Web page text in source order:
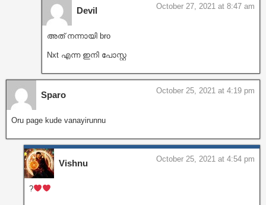
Devil October 27, 2021 at 8:47 am
അത് നന്നായി bro
Nxt എന്ന ഇനി പോസ്റ്റ
Sparo October 25, 2021 at 4:19 pm
Oru page kude vanayirunnu
Vishnu October 25, 2021 at 4:54 pm
?